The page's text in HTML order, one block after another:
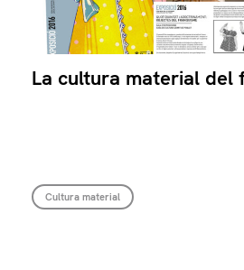
La cultura material del
Cultura material